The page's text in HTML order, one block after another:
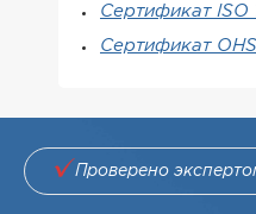
Сертификат ISO
Сертификат
Проверено